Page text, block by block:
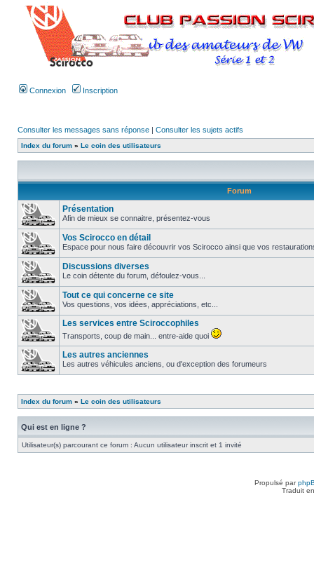
Connexion Inscription
Consulter les messages sans réponse | Consulter les sujets actifs
Index du forum » Le coin des utilisateurs
Forum
Présentation
Afin de mieux se connaitre, présentez-vous
Vos Scirocco en détail
Espace pour nous faire découvrir vos Scirocco ainsi que vos
Discussions diverses
Le coin détente du forum, défoulez-vous...
Tout ce qui concerne ce site
Vos questions, vos idées, appréciations, etc...
Les services entre Sciroccophiles
Transports, coup de main... entre-aide quoi
Les autres anciennes
Les autres véhicules anciens, ou d'exception des forumeurs
Index du forum » Le coin des utilisateurs
Qui est en ligne ?
Utilisateur(s) parcourant ce forum : Aucun utilisateur inscrit et 1 invité
Propulsé par
Traduit